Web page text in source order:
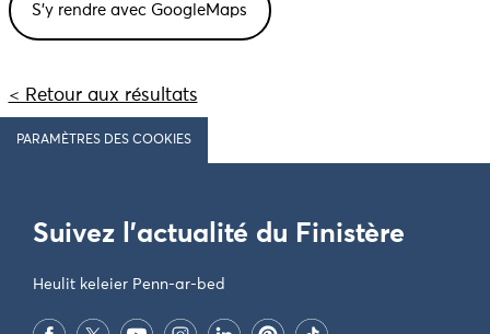
< Retour aux résultats
PARAMÈTRES DES COOKIES
Suivez l'actualité du Finistère
Heulit keleier Penn-ar-bed